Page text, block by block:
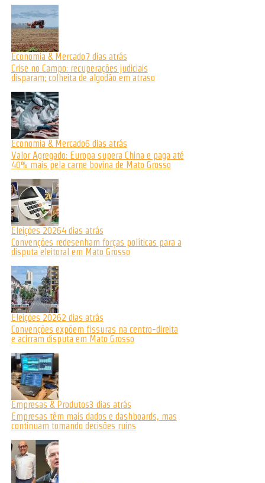
Economia & Mercado7 dias atrás
Crise no Campo: recuperações judiciais
disparam; colheita de algodão em atraso
Economia & Mercado6 dias atrás
Valor Agregado: Europa supera China e paga até
40% mais pela carne bovina de Mato Grosso
Eleições 20264 dias atrás
Convenções redesenham forças políticas para a
disputa eleitoral em Mato Grosso
Eleições 20262 dias atrás
Convenções expõem fissuras na centro-direita
e acirram disputa em Mato Grosso
Empresas & Produtos3 dias atrás
Empresas têm mais dados e dashboards, mas
continuam tomando decisões ruins